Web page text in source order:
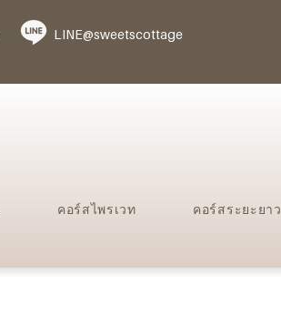
LINE@sweetscottage
คอร์สไพรเวท คอร์สระยะยาว